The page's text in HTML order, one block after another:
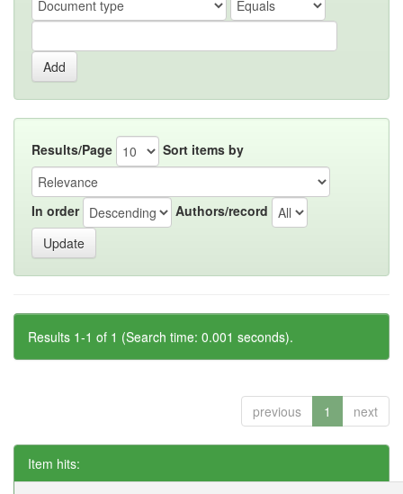
Results/Page Sort items by
In order Authors/record
Results 1-1 of 1 (Search time: 0.001 seconds).
previous 1 next
Item hits: